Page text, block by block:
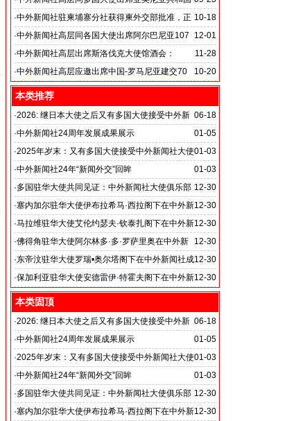
国庆招待会
10-18
·中外新闻社驻柬埔寨分社获得柬外交部批准，正
式落地柬埔寨
12-01
·中外新闻社高层同各国大使出席阿尔巴尼亚107
周年国庆暨中阿建交70周年招待会
11-28
·中外新闻社高层出席斯洛伐克大使馆酒会：
10-20
·中外新闻社高层应邀出席中国-罗马尼亚建交70
周年盛典
本类推荐
06-18
·2026: 继日本大使之后又有多国大使接受中外新
闻社大使俱乐部职位：
国之交在于民相亲, 民相亲在于心相通
01-05
·中外新闻社24周年发展成果展示
01-03
·2025年岁末：又有多国大使接受中外新闻社大使
俱乐部职位
国之交在于民相亲, 民相亲在于心相通
01-03
·中外新闻社24年“新闻外交”回眸
12-30
·多国驻华大使共同见证：中外新闻社大使俱乐部
落户北京龙熙维景国际会议中心
12-30
·塞内加尔驻华大使伊布拉希马·西拉阁下在中外新
闻社成立24周年庆典上的致辞
12-30
·马拉维驻华大使艾伦约瑟夫·钦泰扎阁下在中外新
闻社成立24周年庆典上的致辞
12-30
·佛得角驻华大使阿尔林多·多·罗萨里奥在中外新
闻社24周年庆典上的致辞
12-30
·东帝汶驻华大使罗瑞•奥尔塔阁下在中外新闻社成
立24周年庆典上的致辞
12-30
·保加利亚驻华大使安德雷伊·特霍夫阁下在中外新
闻社成立24周年庆典上的致辞
本类固顶
06-18
·2026: 继日本大使之后又有多国大使接受中外新
闻社大使俱乐部职位：
国之交在于民相亲, 民相亲在于心相通
01-05
·中外新闻社24周年发展成果展示
01-03
·2025年岁末：又有多国大使接受中外新闻社大使
俱乐部职位
国之交在于民相亲, 民相亲在于心相通
01-03
·中外新闻社24年“新闻外交”回眸
12-30
·多国驻华大使共同见证：中外新闻社大使俱乐部
落户北京龙熙维景国际会议中心
12-30
·塞内加尔驻华大使伊布拉希马·西拉阁下在中外新